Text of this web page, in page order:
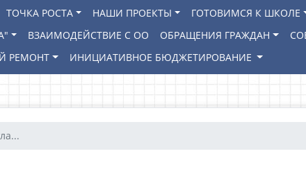
ТОЧКА РОСТА НАШИ ПРОЕКТЫ ГОТОВИМСЯ К ШКОЛЕ
ВЗАИМОДЕЙСТВИЕ С ОО ОБРАЩЕНИЯ ГРАЖДАН
РЕМОНТ ИНИЦИАТИВНОЕ БЮДЖЕТИРОВАНИЕ